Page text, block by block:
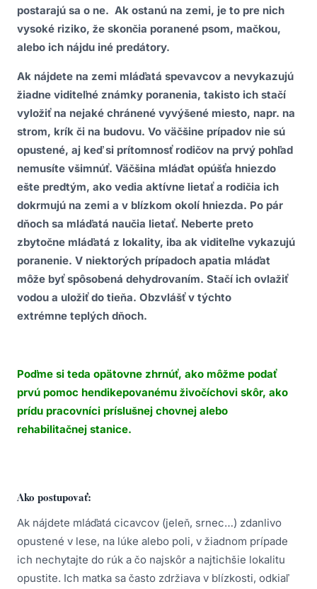
postarajú sa o ne. Ak ostanú na zemi, je to pre nich
vysoké riziko, že skončia poranené psom, mačkou,
alebo ich nájdu iné predátory.
Ak nájdete na zemi mláďatá spevavcov a nevykazujú
žiadne viditeľné známky poranenia, takisto ich stačí
vyložiť na nejaké chránené vyvýšené miesto, napr. na
strom, krík či na budovu. Vo väčšine prípadov nie sú
opustené, aj keď si prítomnosť rodičov na prvý pohľad
nemusíte všimnúť. Väčšina mláďat opúšťa hniezdo
ešte predtým, ako vedia aktívne lietať a rodičia ich
dokrmujú na zemi a v blízkom okolí hniezda. Po pár
dňoch sa mláďatá naučia lietať. Neberte preto
zbytočne mláďatá z lokality, iba ak viditeľne vykazujú
poranenie. V niektorých prípadoch apatia mláďat
môže byť spôsobená dehydrovaním. Stačí ich ovlažiť
vodou a uložiť do tieňa. Obzvlášť v týchto
extrémne teplých dňoch.
Poďme si teda opätovne zhrnúť, ako môžme podať
prvú pomoc hendikepovanému živočíchovi skôr, ako
prídu pracovníci príslušnej chovnej alebo
rehabilitačnej stanice.
Ako postupovať:
Ak nájdete mláďatá cicavcov (jeleň, srnec…) zdanlivo
opustené v lese, na lúke alebo poli, v žiadnom prípade
ich nechytajte do rúk a čo najskôr a najtichšie lokalitu
opustite. Ich matka sa často zdržiava v blízkosti, odkiaľ